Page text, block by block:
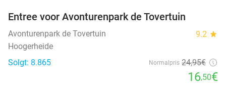
Entree voor Avonturenpark de Tovertuin
Avonturenpark de Tovertuin 9.2 star
Hoogerheide
Solgt: 8.865
Normalpris 24,95€
16,50€